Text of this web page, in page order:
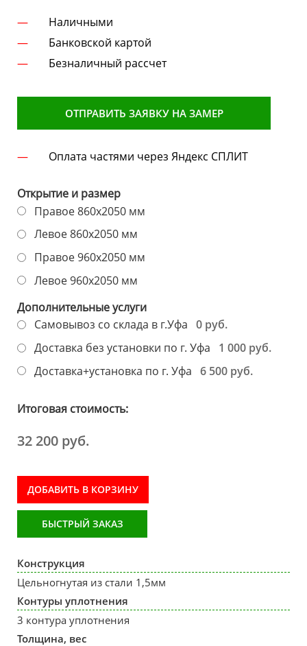
Наличными
Банковской картой
Безналичный рассчет
ОТПРАВИТЬ ЗАЯВКУ НА ЗАМЕР
Оплата частями через Яндекс СПЛИТ
Открытие и размер
Правое 860х2050 мм
Левое 860х2050 мм
Правое 960х2050 мм
Левое 960х2050 мм
Дополнительные услуги
Самовывоз со склада в г.Уфа 0 руб.
Доставка без установки по г. Уфа
1 000 руб.
Доставка+установка по г. Уфа 6 500 руб.
Итоговая стоимость:
32 200 руб.
ДОБАВИТЬ В КОРЗИНУ
БЫСТРЫЙ ЗАКАЗ
Конструкция
Цельногнутая из стали 1,5мм
Контуры уплотнения
3 контура уплотнения
Толщина, вес